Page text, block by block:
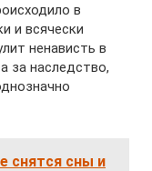
в
и всячески
ненависть в
за наследство,
снятся сны и